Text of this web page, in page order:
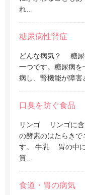
れ…
糖尿病性腎症
どんな病気？ 糖尿
一つです。糖尿病
病し、腎機能が障害
口臭を防ぐ食品
リンゴ リンゴに含
の酵素のはたらきで
す。 牛乳 胃の中に
質…
食道・胃の病気